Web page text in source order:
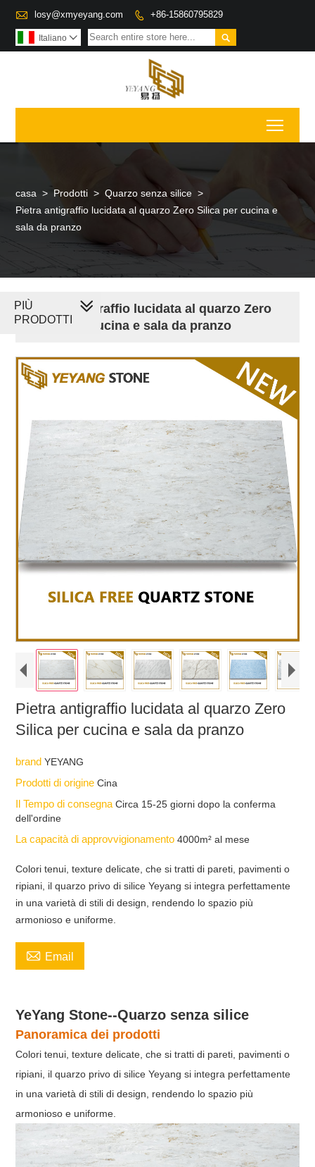
 losy@xmyeyang.com  +86-15860795829

Italiano 
casa > Prodotti > Quarzo senza silice >
Pietra antigraffio lucidata al quarzo Zero Silica per cucina e
sala da pranzo
Pietra antigraffio lucidata al quarzo Zero
Silica per cucina e sala da pranzo
Pietra antigraffio lucidata al quarzo Zero
Silica per cucina e sala da pranzo
brandYEYANG
Prodotti di origineCina
Il Tempo di consegnaCirca 15-25 giorni dopo la conferma
dell'ordine
La capacità di approvvigionamento4000m² al mese
Colori tenui, texture delicate, che si tratti di pareti, pavimenti o
ripiani, il quarzo privo di silice Yeyang si integra perfettamente
in una varietà di stili di design, rendendo lo spazio più
armonioso e uniforme.
 Email
YeYang Stone--Quarzo senza silice
Panoramica dei prodotti
Colori tenui, texture delicate, che si tratti di pareti, pavimenti o
ripiani, il quarzo privo di silice Yeyang si integra perfettamente
in una varietà di stili di design, rendendo lo spazio più
armonioso e uniforme.
PIÙ
PRODOTTI